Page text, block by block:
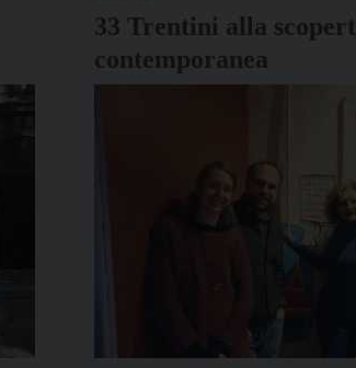
33 Trentini alla
contemporanea